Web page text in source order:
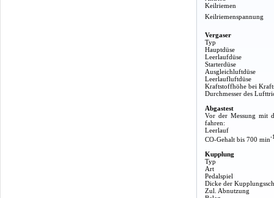
Keilriemen
Keilriemenspannung
Vergaser
Typ
Hauptdüse
Leerlaufdüse
Starterdüse
Ausgleichluftdüse
Leerlaufluftdüse
Kraftstoffhöhe bei
Durchmesser des
Abgastest
Vor der Messung mit
fahren:
Leerlauf
CO-Gehalt bis 700 min-
Kupplung
Typ
Art
Pedalspiel
Dicke der
Zul. Abnutzung